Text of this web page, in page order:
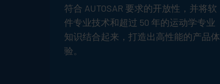
符合 AUTOSAR 要求的开放性，并将软
件专业技术和超过 50 年的运动学专业
知识结合起来，打造出高性能的产品体
验。